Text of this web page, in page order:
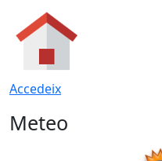
Accedeix
Meteo